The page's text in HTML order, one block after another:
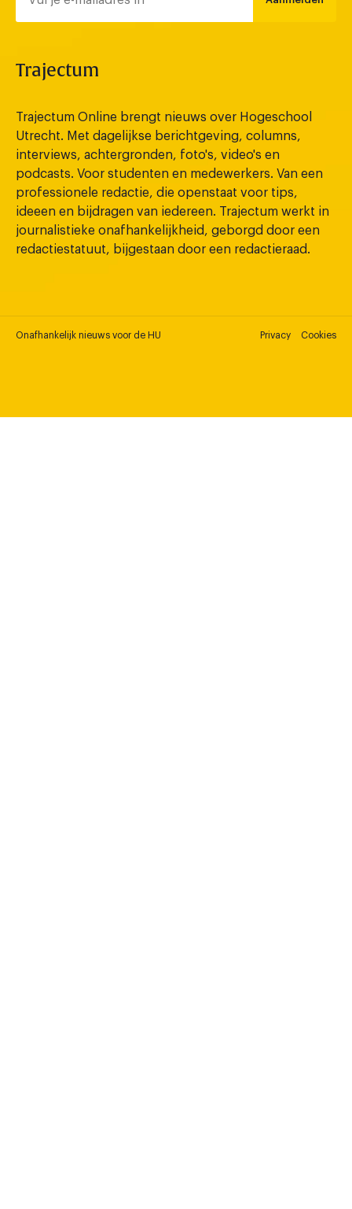
Trajectum
Trajectum Online brengt nieuws over Hogeschool
Utrecht. Met dagelijkse berichtgeving, columns,
interviews, achtergronden, foto's, video's en
podcasts. Voor studenten en medewerkers. Van een
professionele redactie, die openstaat voor tips,
ideeen en bijdragen van iedereen. Trajectum werkt in
journalistieke onafhankelijkheid, geborgd door een
redactiestatuut, bijgestaan door een redactieraad.
Onafhankelijk nieuws voor de HU Privacy Cookies